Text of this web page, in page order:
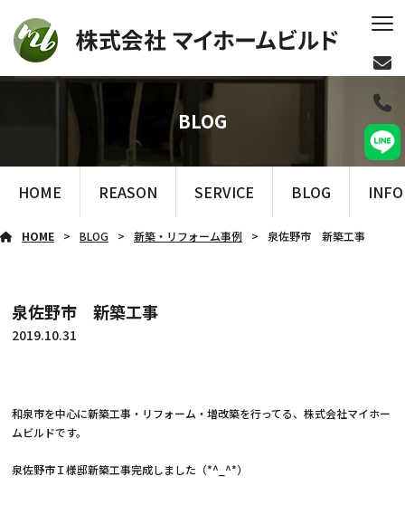
BLOG
HOME REASON SERVICE BLOG
HOME BLOG 新築・リフォーム事例 泉佐野市 新築工事
泉佐野市 新築工事
2019.10.31
和泉市を中心に新築工事・リフォーム・増改築を行ってる、株式会社マイホー
ムビルドです。
泉佐野市Ｉ様邸新築工事完成しました（*^_^*）